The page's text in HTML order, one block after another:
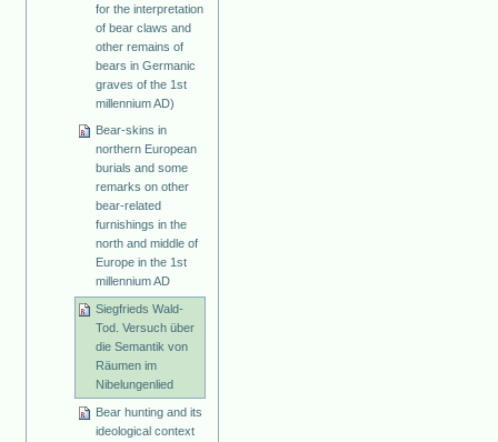
for the interpretation
of bear claws and
other remains of
bears in Germanic
graves of the 1st
millennium AD)
Bear-skins in
northern European
burials and some
remarks on other
bear-related
furnishings in the
north and middle of
Europe in the 1st
millennium AD
Siegfrieds Wald-
Tod. Versuch über
die Semantik von
Räumen im
Nibelungenlied
Bear hunting and its
ideological context